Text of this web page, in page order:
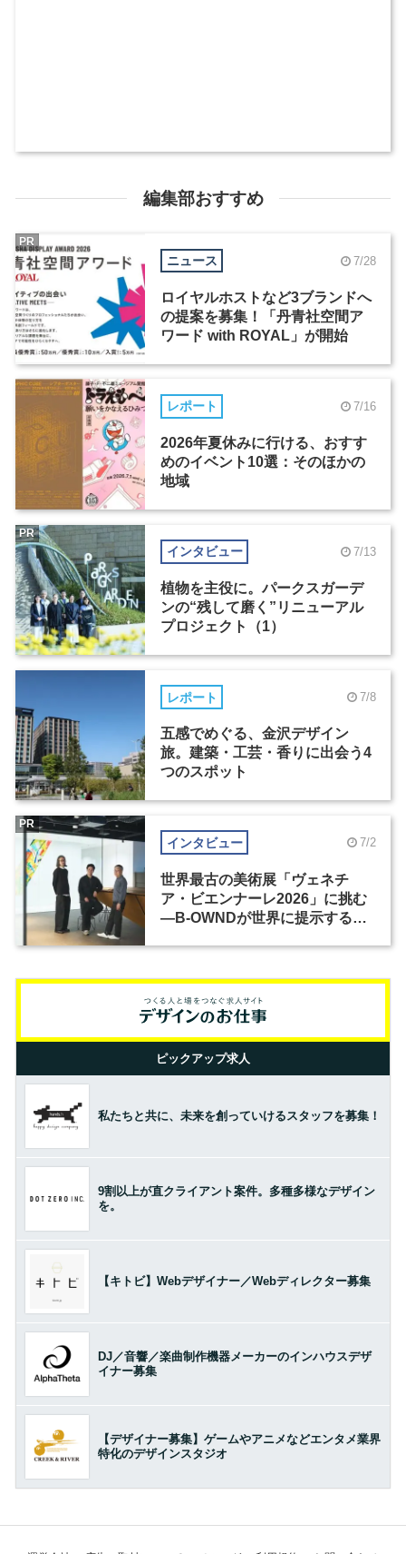
編集部おすすめ
ニュース 7/28
ロイヤルホストなど3ブランドへ
の提案を募集！「丹青社空間ア
ワード with ROYAL」が開始
PR
レポート 7/16
2026年夏休みに行ける、おすす
めのイベント10選：そのほかの
地域
インタビュー 7/13
植物を主役に。パークスガーデ
ンの“残して磨く”リニューアル
プロジェクト（1）
PR
レポート 7/8
五感でめぐる、金沢デザイン
旅。建築・工芸・香りに出会う4
つのスポット
インタビュー 7/2
世界最古の美術展「ヴェネチ
ア・ビエンナーレ2026」に挑む
―B-OWNDが世界に提示する美
PR
ピックアップ求人
私たちと共に、未来を創っていけるスタッフを募集！
9割以上が直クライアント案件。多種多様なデザイン
を。
【キトビ】Webデザイナー／Webディレクター募集
DJ／音響／楽曲制作機器メーカーのインハウスデザ
イナー募集
【デザイナー募集】ゲームやアニメなどエンタメ業界
特化のデザインスタジオ